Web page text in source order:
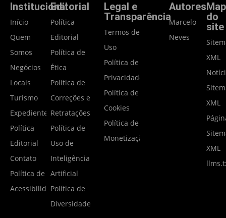
Institucional
Início
Quem
Somos
Negócios
Locais
Turismo
Expediente
Política
Editorial
Contato
Política de
Acessibilidade
Editorial
Política
Editorial
Política de
Ética
Política de
Correções e
Retratações
Política de
Uso de
Inteligência
Artificial
Política de
Diversidade
Legal e
Transparência
Termos de
Uso
Política de
Privacidade
Política de
Cookies
Política de
Monetização
Autores
Marcelo
Neves
do
site
XML
XML
XML